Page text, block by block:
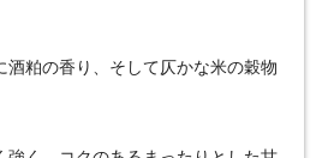
酒粕の香り、そして仄かな米の穀物